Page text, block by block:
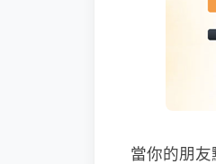
當你的朋